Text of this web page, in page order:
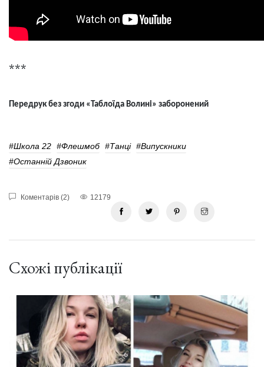
***
Передрук без згоди «Таблоїда Волині» заборонений
#Школа 22 #флешмоб #танці #випускники
#останній Дзвоник
Коментарів (2) 12179
Схожі публікації